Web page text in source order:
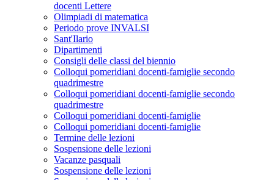
docenti Lettere
Olimpiadi di matematica
Periodo prove INVALSI
Sant'Ilario
Dipartimenti
Consigli delle classi del biennio
Colloqui pomeridiani docenti-famiglie secondo
quadrimestre
Colloqui pomeridiani docenti-famiglie secondo
quadrimestre
Colloqui pomeridiani docenti-famiglie
Colloqui pomeridiani docenti-famiglie
Termine delle lezioni
Sospensione delle lezioni
Vacanze pasquali
Sospensione delle lezioni